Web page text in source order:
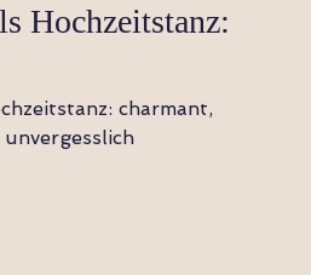
Hochzeitstanz:
charmant,